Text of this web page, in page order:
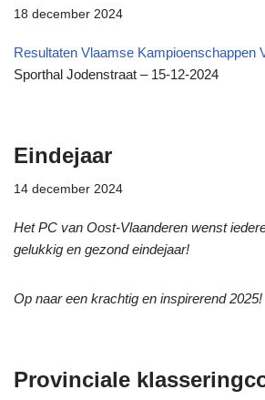
18 december 2024
Resultaten Vlaamse Kampioenschappen
Sporthal Jodenstraat – 15-12-2024
Eindejaar
14 december 2024
Het PC van Oost-Vlaanderen wenst
gelukkig en gezond eindejaar!
Op naar een krachtig en inspirerend 2025!
Provinciale